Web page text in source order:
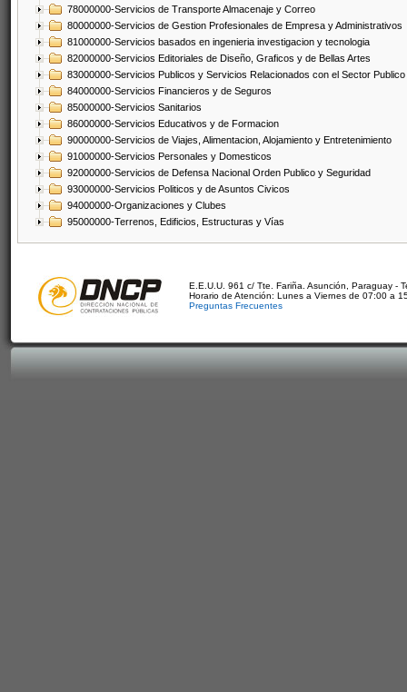
78000000-Servicios de Transporte Almacenaje y Correo
80000000-Servicios de Gestion Profesionales de Empresa y Administrativos
81000000-Servicios basados en ingenieria investigacion y tecnologia
82000000-Servicios Editoriales de Diseño, Graficos y de Bellas Artes
83000000-Servicios Publicos y Servicios Relacionados con el Sector Publico
84000000-Servicios Financieros y de Seguros
85000000-Servicios Sanitarios
86000000-Servicios Educativos y de Formacion
90000000-Servicios de Viajes, Alimentacion, Alojamiento y Entretenimiento
91000000-Servicios Personales y Domesticos
92000000-Servicios de Defensa Nacional Orden Publico y Seguridad
93000000-Servicios Politicos y de Asuntos Civicos
94000000-Organizaciones y Clubes
95000000-Terrenos, Edificios, Estructuras y Vías
E.E.U.U. 961 c/ Tte. Fariña. Asunción, Paraguay -
Horario de Atención: Lunes a Viernes de 07:00 a
Preguntas Frecuentes